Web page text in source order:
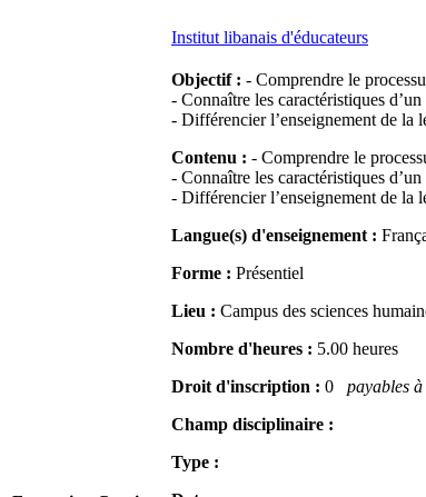
Institut libanais d'éducateurs
Objectif : - Comprendre le
- Connaître les caractéristiques
- Différencier l’enseignement de la
Contenu : - Comprendre le
- Connaître les caractéristiques
- Différencier l’enseignement de la
Langue(s) d'enseignement :
Forme : Présentiel
Lieu : Campus des sciences
Nombre d'heures : 5.00 heures
Droit d'inscription : 0 payables
Champ disciplinaire :
Type :